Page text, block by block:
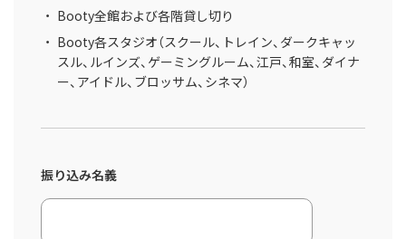
Booty全館および各階貸し切り
Booty各スタジオ（スクール、トレイン、ダークキャッ
スル、ルインズ、ゲーミングルーム、江戸、和室、ダイナ
ー、アイドル、ブロッサム、シネマ）
振り込み名義